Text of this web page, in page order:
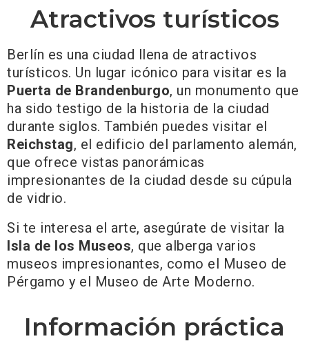
Atractivos turísticos
Berlín es una ciudad llena de atractivos
turísticos. Un lugar icónico para visitar es la
Puerta de Brandenburgo, un monumento que
ha sido testigo de la historia de la ciudad
durante siglos. También puedes visitar el
Reichstag, el edificio del parlamento alemán,
que ofrece vistas panorámicas
impresionantes de la ciudad desde su cúpula
de vidrio.
Si te interesa el arte, asegúrate de visitar la
Isla de los Museos, que alberga varios
museos impresionantes, como el Museo de
Pérgamo y el Museo de Arte Moderno.
Información práctica